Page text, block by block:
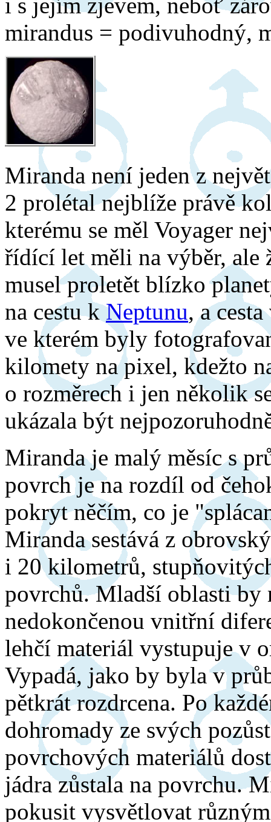
mirandus = podivuhodný,
Miranda není jeden z
2 prolétal nejblíže právě
kterému se měl Voyager
řídící let měli na výběr, ale
musel proletět blízko
na cestu kNeptunu, a
ve kterém byly
kilomety na pixel, kdežto
o rozměrech i jen několik
ukázala být
Miranda je malý měsíc s
povrch je na rozdíl od
pokryt něčím, co je
Miranda sestává z
i 20 kilometrů,
povrchů. Mladší oblasti
nedokončenou vnitřní
lehčí materiál vystupuje v
Vypadá, jako by byla v
pětkrát rozdrcena. Po
dohromady ze svých
povrchových materiálů
jádra zůstala na povrchu.
pokusit vysvětlovat